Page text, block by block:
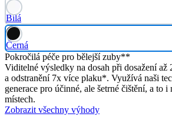
Bílá
Černá
Pokročilá péče pro bělejší zuby**
Viditelné výsledky na dosah při dosažení
a odstranění 7x více plaku*. Využívá naši
generace pro účinné, ale šetrné čištění, a to
místech.
Zobrazit všechny výhody